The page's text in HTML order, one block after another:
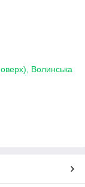
Волинська